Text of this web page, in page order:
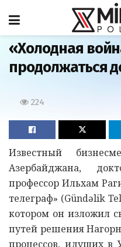
Главная
«Холодная
продолжаться
224
Известный
Азербайджана,
профессор Ильхам
телеграф» (Gündəlik
котором он изложил
путей решения
процессов, идущих в